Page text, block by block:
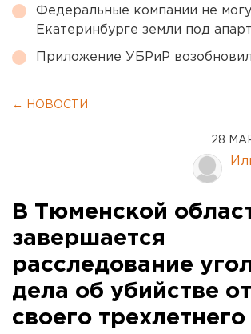
Федеральные компании не
Екатеринбурге земли под
Приложение УБРиР
← НОВОСТИ
28
В Тюменской
завершается
расследование
дела об убийстве
своего